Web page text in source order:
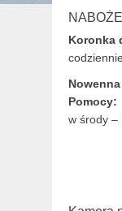
Koronka
Pomocy:
w środy –